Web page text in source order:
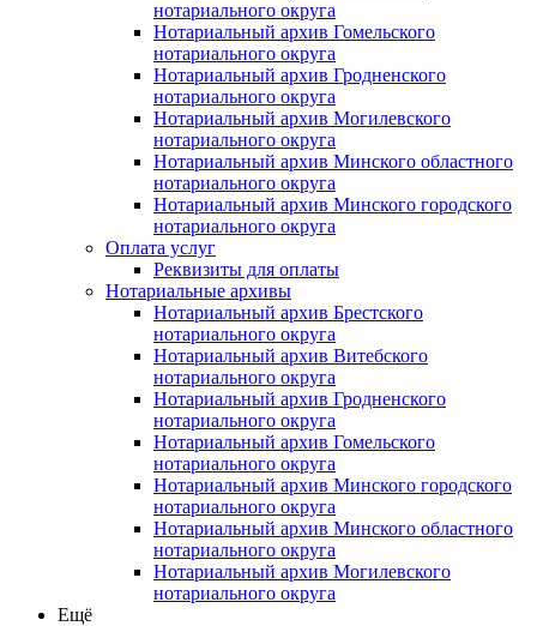
нотариального округа
Нотариальный архив Гомельского
нотариального округа
Нотариальный архив Гродненского
нотариального округа
Нотариальный архив Могилевского
нотариального округа
Нотариальный архив Минского областного
нотариального округа
Нотариальный архив Минского городского
нотариального округа
Оплата услуг
Реквизиты для оплаты
Нотариальные архивы
Нотариальный архив Брестского
нотариального округа
Нотариальный архив Витебского
нотариального округа
Нотариальный архив Гродненского
нотариального округа
Нотариальный архив Гомельского
нотариального округа
Нотариальный архив Минского городского
нотариального округа
Нотариальный архив Минского областного
нотариального округа
Нотариальный архив Могилевского
нотариального округа
Ещё